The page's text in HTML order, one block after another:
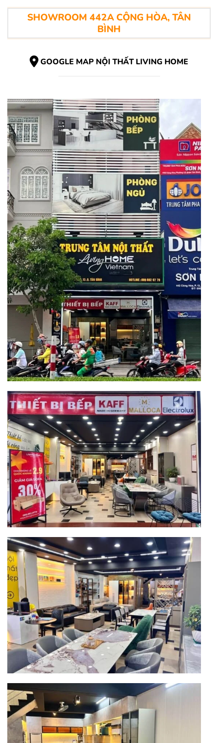
SHOWROOM 442A CỘNG HÒA, TÂN
BÌNH
GOOGLE MAP NỘI THẤT LIVING HOME